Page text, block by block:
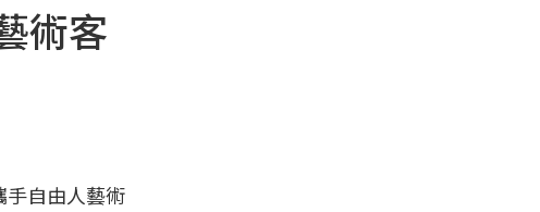
術客
手自由人藝術